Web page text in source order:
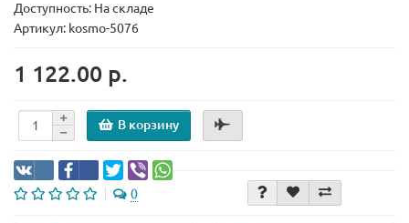
Доступность: На складе
Артикул: kosmo-5076
1 122.00 р.
В корзину
0